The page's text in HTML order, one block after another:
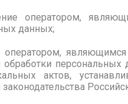
оператором,
данных;
оператором,
актов,